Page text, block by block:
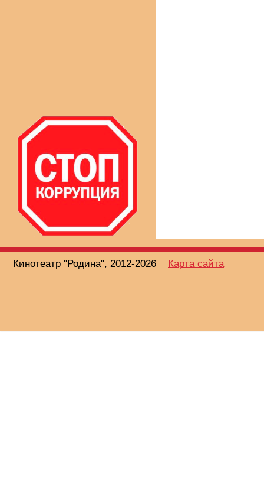
Кинотеатр "Родина", 2012-2026 Карта сайта